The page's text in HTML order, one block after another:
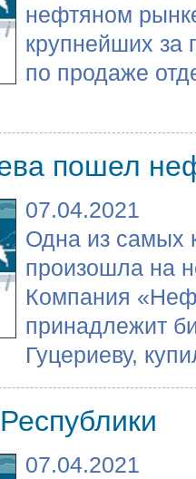
нефтяном
крупнейших за
по продаже
пошел
07.04.2021
Одна из самых
произошла на
Компания
принадлежит
Гуцериеву,
07.04.2021